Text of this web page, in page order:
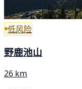
低风险
野鹿池山
26 km